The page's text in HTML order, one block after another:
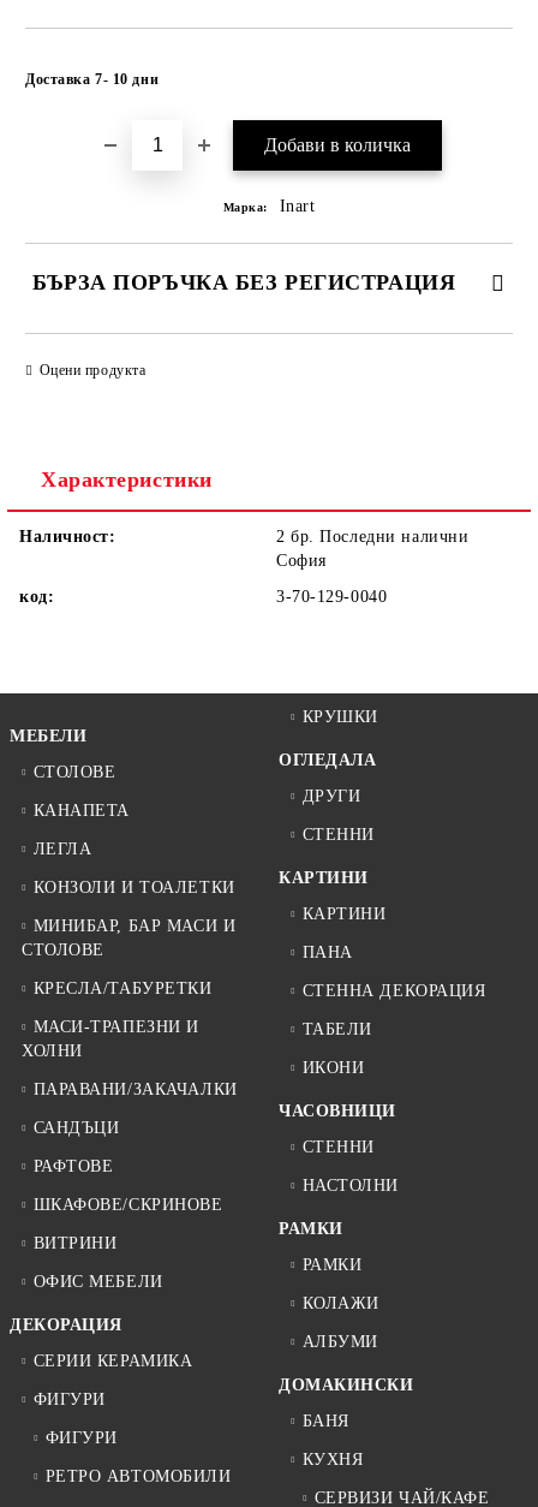
Доставка 7- 10 дни
Марка: Inart
БЪРЗА ПОРЪЧКА БЕЗ РЕГИСТРАЦИЯ
Оцени продукта
Характеристики
Наличност:
2 бр. Последни налични
София
код:
3-70-129-0040
МЕБЕЛИ
СТОЛОВЕ
КАНАПЕТА
ЛЕГЛА
КОНЗОЛИ И ТОАЛЕТКИ
МИНИБАР, БАР МАСИ И
СТОЛОВЕ
КРЕСЛА/ТАБУРЕТКИ
МАСИ-ТРАПЕЗНИ И
ХОЛНИ
ПАРАВАНИ/ЗАКАЧАЛКИ
САНДЪЦИ
РАФТОВЕ
ШКАФОВЕ/СКРИНОВЕ
ВИТРИНИ
ОФИС МЕБЕЛИ
ДЕКОРАЦИЯ
СЕРИИ КЕРАМИКА
ФИГУРИ
ФИГУРИ
РЕТРО АВТОМОБИЛИ
КРУШКИ
ОГЛЕДАЛА
ДРУГИ
СТЕННИ
КАРТИНИ
КАРТИНИ
ПАНА
СТЕННА ДЕКОРАЦИЯ
ТАБЕЛИ
ИКОНИ
ЧАСОВНИЦИ
СТЕННИ
НАСТОЛНИ
РАМКИ
РАМКИ
КОЛАЖИ
АЛБУМИ
ДОМАКИНСКИ
БАНЯ
КУХНЯ
СЕРВИЗИ ЧАЙ/КАФЕ